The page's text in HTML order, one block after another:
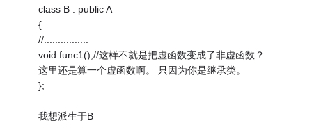
class B : public A
{
//................
void func1();//这样不就是把虚函数变成了非虚函数？
这里还是算一个虚函数啊。 只因为你是继承类。
};
我想派生于B